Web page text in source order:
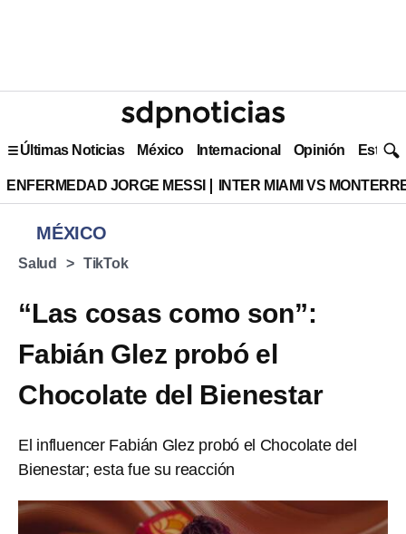
Últimas Noticias México Internacional Opinión Estilo
ENFERMEDAD JORGE MESSI INTER MIAMI VS
MÉXICO
Salud TikTok
“Las cosas como son”:
Fabián Glez probó el
Chocolate del Bienestar
El influencer Fabián Glez probó el Chocolate del
Bienestar; esta fue su reacción